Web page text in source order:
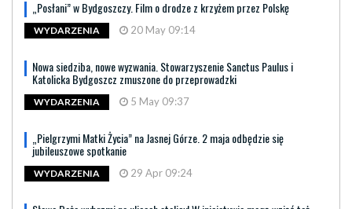
„Posłani” w Bydgoszczy. Film o drodze z krzyżem przez Polskę
WYDARZENIA 20 May 09:14
Nowa siedziba, nowe wyzwania. Stowarzyszenie Sanctus Paulus i
Katolicka Bydgoszcz zmuszone do przeprowadzki
WYDARZENIA 5 May 09:37
„Pielgrzymi Matki Życia” na Jasnej Górze. 2 maja odbędzie się
jubileuszowe spotkanie
WYDARZENIA 29 Apr 09:24